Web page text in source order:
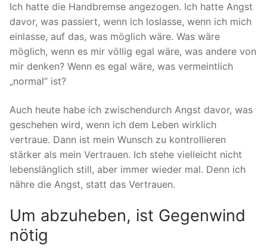
Ich hatte die Handbremse angezogen. Ich hatte Angst
davor, was passiert, wenn ich loslasse, wenn ich mich
einlasse, auf das, was möglich wäre. Was wäre
möglich, wenn es mir völlig egal wäre, was andere von
mir denken? Wenn es egal wäre, was vermeintlich
„normal“ ist?
Auch heute habe ich zwischendurch Angst davor, was
geschehen wird, wenn ich dem Leben wirklich
vertraue. Dann ist mein Wunsch zu kontrollieren
stärker als mein Vertrauen. Ich stehe vielleicht nicht
lebenslänglich still, aber immer wieder mal. Denn ich
nähre die Angst, statt das Vertrauen.
Um abzuheben, ist Gegenwind
nötig